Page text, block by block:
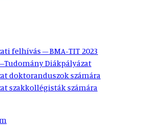
felhívás – BMA-TIT 2023
Diákpályázat
doktoranduszok számára
szakkollégisták számára